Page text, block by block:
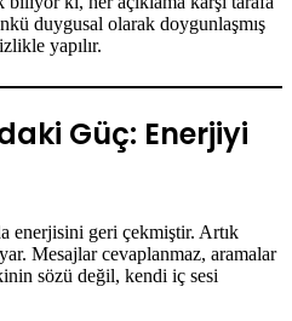
duygusal olarak doygunlaşmış
yapılır.
Güç: Enerjiyi
enerjisini geri çekmiştir. Artık
Mesajlar cevaplanmaz, aramalar
sözü değil, kendi iç sesi